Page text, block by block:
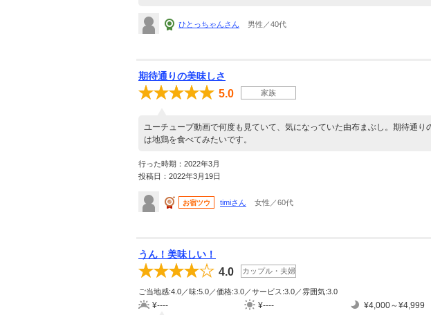
ひとっちゃんさん 男性／40代
期待通りの美味しさ
5.0 家族
ユーチューブ動画で何度も見ていて、気になっていた由布まぶし。期待通
は地鶏を食べてみたいです。
行った時期：2022年3月
投稿日：2022年3月19日
お宿ツウ timiさん 女性／60代
うん！美味しい！
4.0 カップル・夫婦
ご当地感:4.0／味:5.0／価格:3.0／サービス:3.0／雰囲気:3.0
¥---- ¥---- ¥4,000～¥4,999